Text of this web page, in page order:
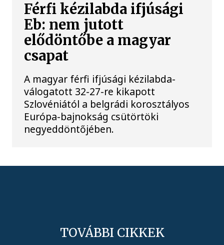
Férfi kézilabda ifjúsági
Eb: nem jutott
elődöntőbe a magyar
csapat
A magyar férfi ifjúsági kézilabda-
válogatott 32-27-re kikapott
Szlovéniától a belgrádi korosztályos
Európa-bajnokság csütörtöki
negyeddöntőjében.
TOVÁBBI CIKKEK